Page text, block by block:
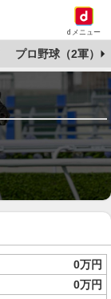
dメニュー
プロ野球（2軍）
0万円
0万円